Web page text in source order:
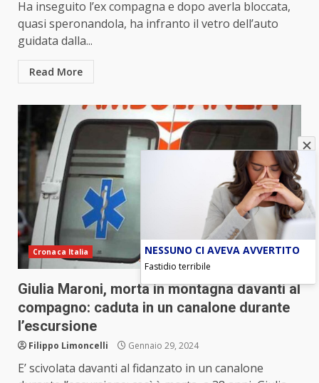
Ha inseguito l’ex compagna e dopo averla bloccata,
quasi speronandola, ha infranto il vetro dell’auto
guidata dalla...
Read More
Cronaca Italia
Giulia Maroni, morta in montagna davanti al
compagno: caduta in un canalone durante
l’escursione
Filippo Limoncelli Gennaio 29, 2024
E’ scivolata davanti al fidanzato in un canalone
NESSUNO CI AVEVA AVVERTITO
Fastidio terribile